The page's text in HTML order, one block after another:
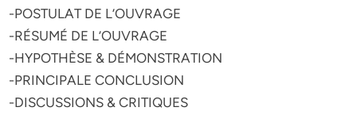
-POSTULAT DE L’OUVRAGE
-RÉSUMÉ DE L’OUVRAGE
-HYPOTHÈSE & DÉMONSTRATION
-PRINCIPALE CONCLUSION
-DISCUSSIONS & CRITIQUES